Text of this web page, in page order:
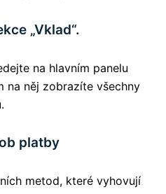
„Vklad“.
na hlavním panelu
na něj zobrazíte všechny
platby
metod, které vyhovují